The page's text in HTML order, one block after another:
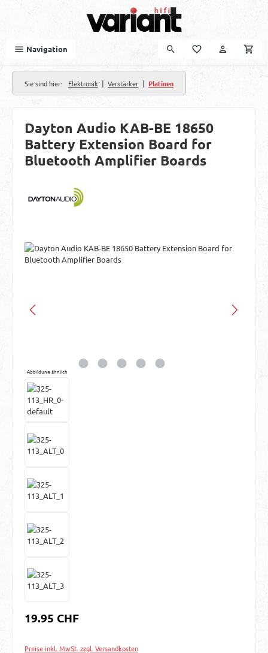
Navigation
Sie sind hier: Elektronik | Verstärker | Platinen
Dayton Audio KAB-BE 18650
Battery Extension Board for
Bluetooth Amplifier Boards
Bildergalerie überspringen
Abbildung ähnlich
Regulärer Preis:
19.95 CHF
Preise inkl. MwSt. zzgl. Versandkosten